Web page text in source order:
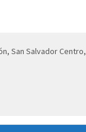
San Salvador